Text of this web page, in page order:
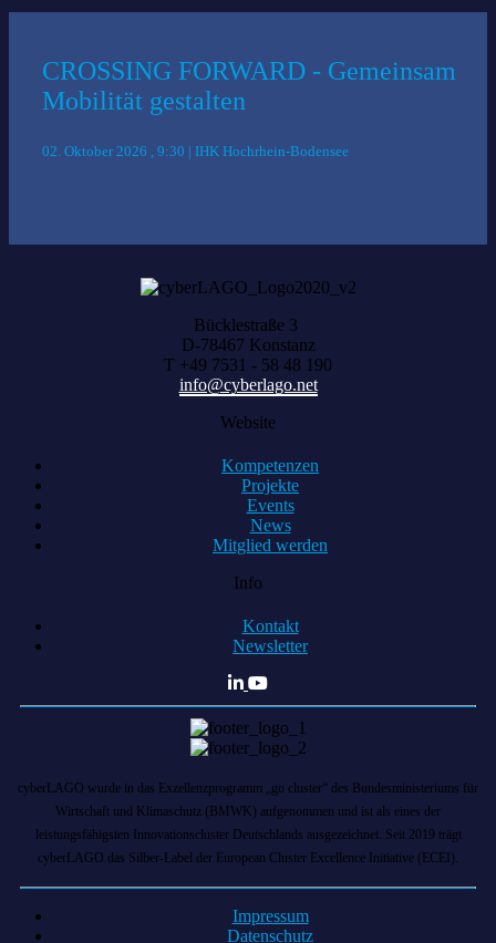
CROSSING FORWARD - Gemeinsam
Mobilität gestalten
02. Oktober 2026 , 9:30 | IHK Hochrhein-Bodensee
Bücklestraße 3
D-78467 Konstanz
T +49 7531 - 58 48 190
info@cyberlago.net
Website
Kompetenzen
Projekte
Events
News
Mitglied werden
Info
Kontakt
Newsletter
cyberLAGO wurde in das Exzellenzprogramm „go cluster“ des Bundesministeriums für
Wirtschaft und Klimaschutz (BMWK) aufgenommen und ist als eines der
leistungsfähigsten Innovationscluster Deutschlands ausgezeichnet. Seit 2019 trägt
cyberLAGO das Silber-Label der European Cluster Excellence Initiative (ECEI).
Impressum
Datenschutz